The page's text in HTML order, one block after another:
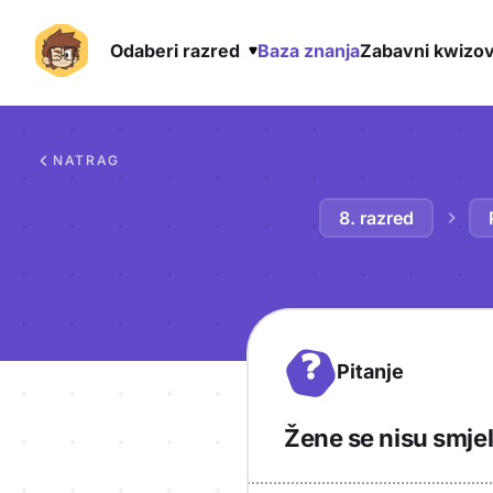
Odaberi razred Baza znanjaZabavni
NATRAG
8. razred
? Pitanje
Žene se nisu